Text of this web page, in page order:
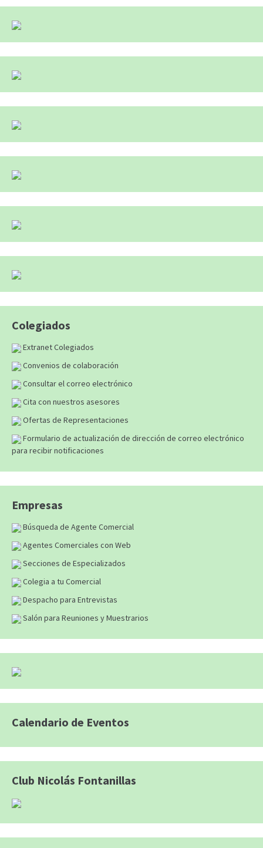
Colegiados
Extranet Colegiados
Convenios de colaboración
Consultar el correo electrónico
Cita con nuestros asesores
Ofertas de Representaciones
Formulario de actualización de dirección de correo electrónico
para recibir notificaciones
Empresas
Búsqueda de Agente Comercial
Agentes Comerciales con Web
Secciones de Especializados
Colegia a tu Comercial
Despacho para Entrevistas
Salón para Reuniones y Muestrarios
Calendario de Eventos
Club Nicolás Fontanillas